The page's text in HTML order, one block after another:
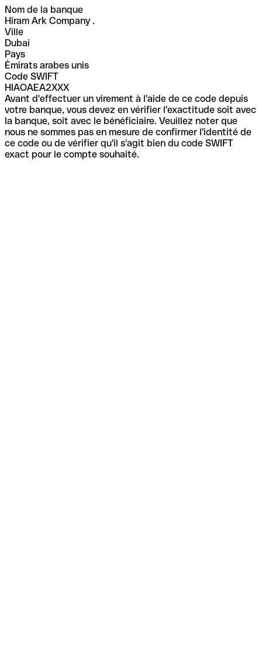
Nom de la banque
Hiram Ark Company .
Ville
Dubai
Pays
Émirats arabes unis
Code SWIFT
HIAOAEA2XXX
Avant d'effectuer un virement à l'aide de ce code depuis
votre banque, vous devez en vérifier l'exactitude soit avec
la banque, soit avec le bénéficiaire. Veuillez noter que
nous ne sommes pas en mesure de confirmer l'identité de
ce code ou de vérifier qu'il s'agit bien du code SWIFT
exact pour le compte souhaité.